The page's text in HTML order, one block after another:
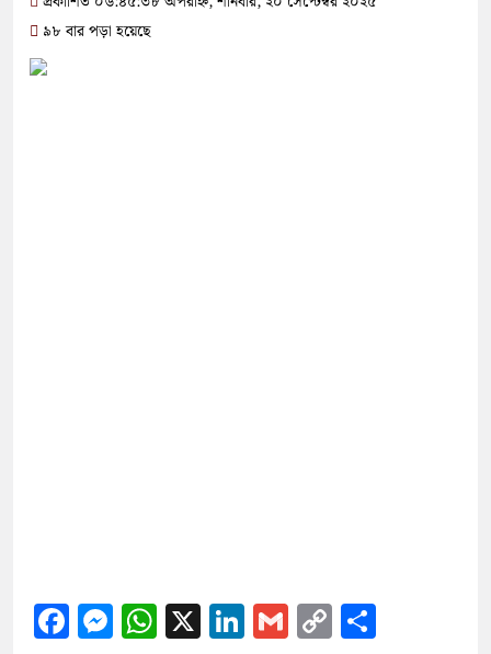
৯৮ বার পড়া হয়েছে
Facebook
Messenger
WhatsApp
X LinkedIn
GmailCopy